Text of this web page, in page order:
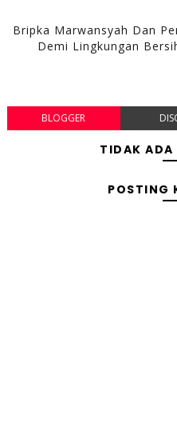
Bripka Marwansyah Dan
Demi Lingkungan
BLOGGER
TIDAK ADA
POSTING